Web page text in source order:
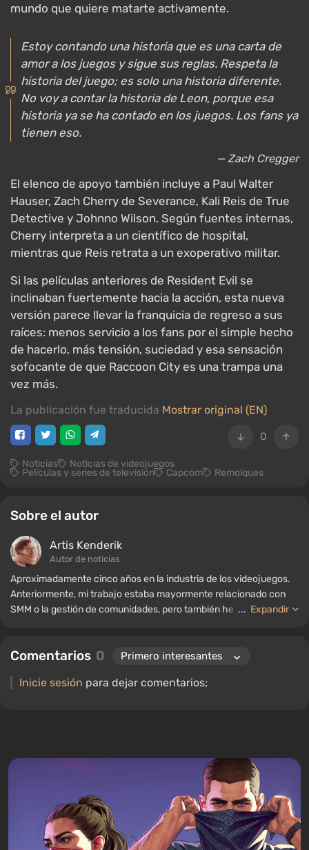
mundo que quiere matarte activamente.
Estoy contando una historia que es una carta de
amor a los juegos y sigue sus reglas. Respeta la
historia del juego; es solo una historia diferente.
No voy a contar la historia de Leon, porque esa
historia ya se ha contado en los juegos. Los fans ya
tienen eso.
— Zach Cregger
El elenco de apoyo también incluye a Paul Walter
Hauser, Zach Cherry de Severance, Kali Reis de True
Detective y Johnno Wilson. Según fuentes internas,
Cherry interpreta a un científico de hospital,
mientras que Reis retrata a un exoperativo militar.
Si las películas anteriores de Resident Evil se
inclinaban fuertemente hacia la acción, esta nueva
versión parece llevar la franquicia de regreso a sus
raíces: menos servicio a los fans por el simple hecho
de hacerlo, más tensión, suciedad y esa sensación
sofocante de que Raccoon City es una trampa una
vez más.
La publicación fue traducida Mostrar original (EN)
0
Noticias Noticias de videojuegos
Películas y series de televisión Capcom Remolques
Sobre el autor
Artis Kenderik
Autor de noticias
Aproximadamente cinco años en la industria de los videojuegos.
Anteriormente, mi trabajo estaba mayormente relacionado con
SMM o la gestión de comunidades, pero también he trabajado
... Expandir
Comentarios 0
Inicie sesión para dejar comentarios;